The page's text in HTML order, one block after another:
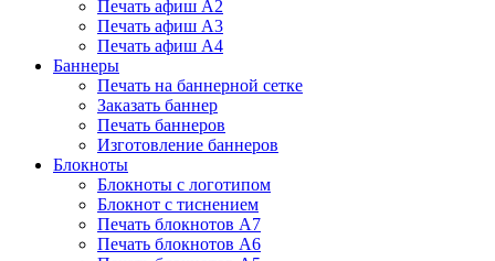
Печать афиш А2
Печать афиш А3
Печать афиш А4
Баннеры
Печать на баннерной сетке
Заказать баннер
Печать баннеров
Изготовление баннеров
Блокноты
Блокноты с логотипом
Блокнот с тиснением
Печать блокнотов А7
Печать блокнотов А6